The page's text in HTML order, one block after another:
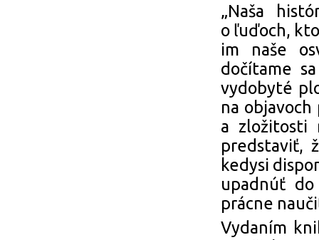
„Naša
o ľuďoch,
im naše
dočítame
vydobyté
na
a zložitosti
predstaviť,
kedysi
upadnúť
prácne
Vydaním